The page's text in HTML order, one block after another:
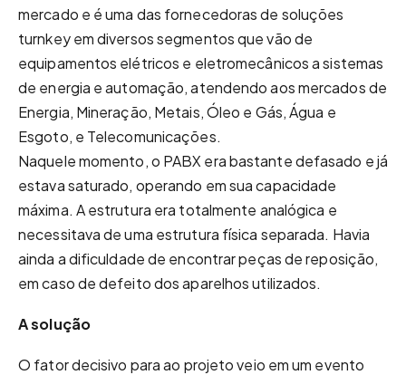
mercado e é uma das fornecedoras de soluções
turnkey em diversos segmentos que vão de
equipamentos elétricos e eletromecânicos a sistemas
de energia e automação, atendendo aos mercados de
Energia, Mineração, Metais, Óleo e Gás, Água e
Esgoto, e Telecomunicações.
Naquele momento, o PABX era bastante defasado e já
estava saturado, operando em sua capacidade
máxima. A estrutura era totalmente analógica e
necessitava de uma estrutura física separada. Havia
ainda a dificuldade de encontrar peças de reposição,
em caso de defeito dos aparelhos utilizados.
A solução
O fator decisivo para ao projeto veio em um evento